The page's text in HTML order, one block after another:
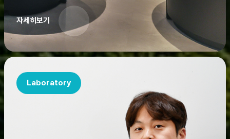
것’이 없었다. 학교 탐방을 왔던 고등학생도, 자녀를 방
문하러 온 학부모도 빈손으로 돌려보내야 했던 아쉬움
을 달래줄 공간이 ‘유니크 스토어(UNIQUE
STORE)’라는 이름으로 지난해 11월 문을 열었다.
자세히보기
Laboratory